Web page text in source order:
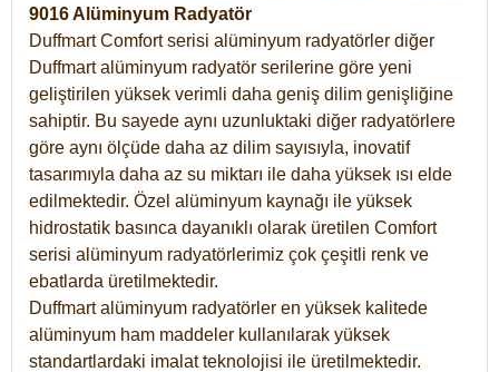
9016 Alüminyum Radyatör
Duffmart Comfort serisi alüminyum radyatörler diğer
Duffmart alüminyum radyatör serilerine göre yeni
geliştirilen yüksek verimli daha geniş dilim genişliğine
sahiptir. Bu sayede aynı uzunluktaki diğer radyatörlere
göre aynı ölçüde daha az dilim sayısıyla, inovatif
tasarımıyla daha az su miktarı ile daha yüksek ısı elde
edilmektedir. Özel alüminyum kaynağı ile yüksek
hidrostatik basınca dayanıklı olarak üretilen Comfort
serisi alüminyum radyatörlerimiz çok çeşitli renk ve
ebatlarda üretilmektedir.
Duffmart alüminyum radyatörler en yüksek kalitede
alüminyum ham maddeler kullanılarak yüksek
standartlardaki imalat teknolojisi ile üretilmektedir.